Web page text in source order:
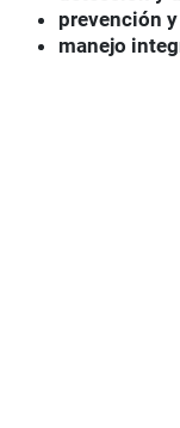
prevención
manejo